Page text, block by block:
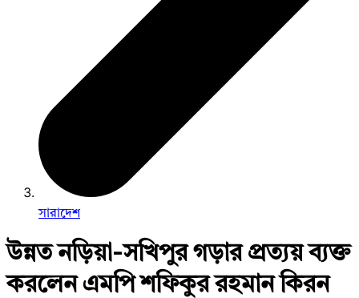
সারাদেশ
উন্নত নড়িয়া-সখিপুর গড়ার প্রত্যয় ব্যক্ত
করলেন এমপি শফিকুর রহমান কিরন